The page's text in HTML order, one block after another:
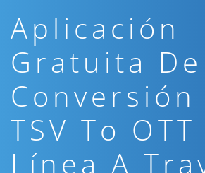
Aplicación
Gratuita De
Conversión
TSV To OTT
Línea A